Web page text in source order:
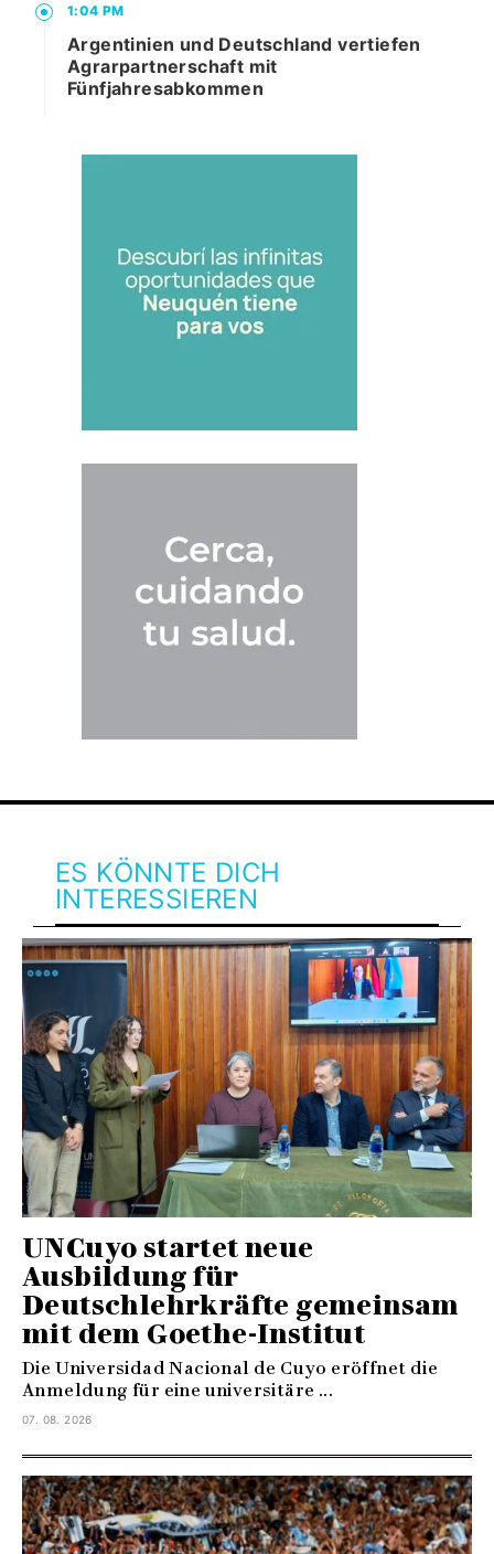
1:04 PM
Argentinien und Deutschland vertiefen
Agrarpartnerschaft mit
Fünfjahresabkommen
ES KÖNNTE DICH
INTERESSIEREN
UNCuyo startet neue
Ausbildung für
Deutschlehrkräfte gemeinsam
mit dem Goethe-Institut
Die Universidad Nacional de Cuyo eröffnet die
Anmeldung für eine universitäre ...
07. 08. 2026